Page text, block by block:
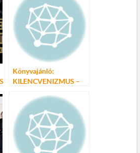
Akvárium Klub – 2015.
április 16-17.
Könyvajánló:
KILENCVENIZMUS –